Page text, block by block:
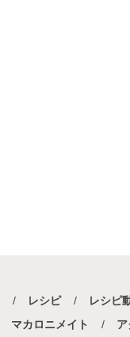
レシピ
レシピ
マカロニメイト